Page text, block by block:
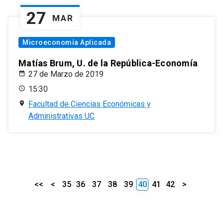
27 MAR
Microeconomía Aplicada
Matías Brum, U. de la República-Economía
27 de Marzo de 2019
15:30
Facultad de Ciencias Económicas y
Administrativas UC
<< < 35 36 37 38 39 40 41 42 >